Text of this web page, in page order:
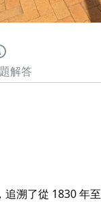
解答
溯了從 1830 年